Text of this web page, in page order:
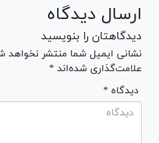
ارسال دیدگاه
دیدگاهتان را بنویسید
نشانی ایمیل شما منتشر نخواهد
علامت‌گذاری شده‌اند *
* دیدگاه